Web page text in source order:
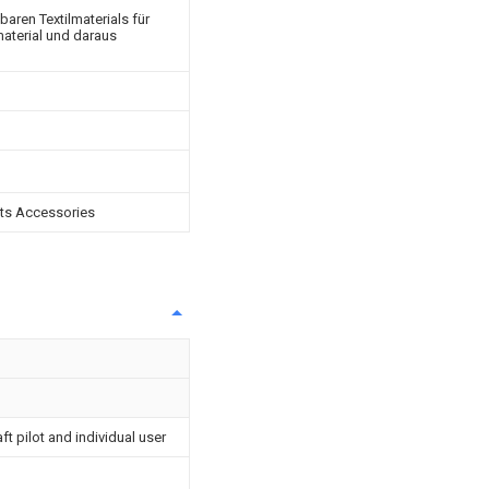
Textilmaterials für
und daraus
Accessories
pilot and individual user